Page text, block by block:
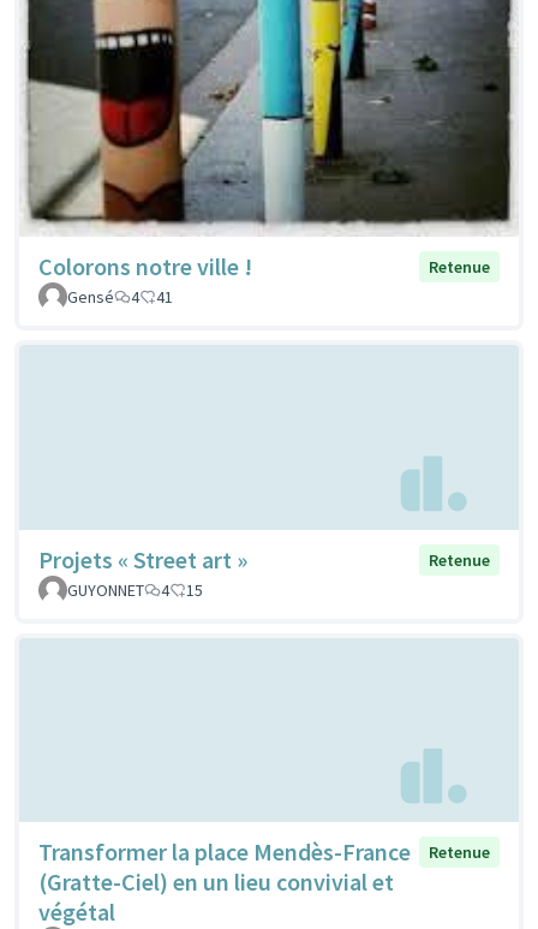
Colorons notre ville !
Retenue
Gensé
4 41
Projets « Street art »
Retenue
GUYONNET
4 15
Transformer la place Mendès-France
(Gratte-Ciel) en un lieu convivial et
végétal
Retenue